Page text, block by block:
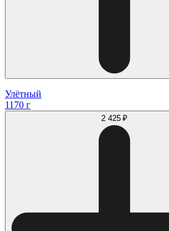
Улётный
1170 г
2 425 ₽